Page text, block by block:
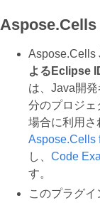
Aspose.Cells
よる Eclipse
は、Java開
分のプロジェ
場合に利用さ
Aspose.Cells
し、 Code
す。
このプラグイ